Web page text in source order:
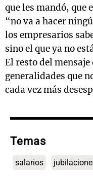
que les mandó, que
“no va a hacer
los empresarios
sino el que ya no
El resto del mensaje
generalidades que
cada vez más
Temas
salarios